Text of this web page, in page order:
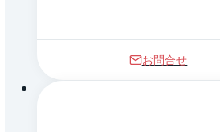
お問合せ